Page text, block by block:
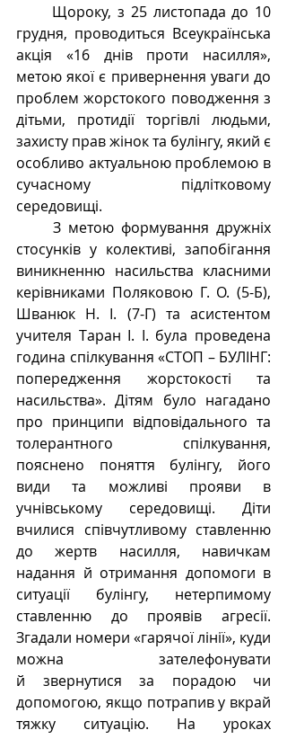
Щороку, з 25 листопада до 10
грудня, проводиться Всеукраїнська
акція «16 днів проти насилля»,
метою якої є привернення уваги до
проблем жорстокого поводження з
дітьми, протидії торгівлі людьми,
захисту прав жінок та булінгу, який є
особливо актуальною проблемою в
сучасному підлітковому
середовищі.
З метою формування дружніх
стосунків у колективі, запобігання
виникненню насильства класними
керівниками Поляковою Г. О. (5-Б),
Шванюк Н. І. (7-Г) та асистентом
учителя Таран І. І. була проведена
година спілкування «СТОП – БУЛІНГ:
попередження жорстокості та
насильства». Дітям було нагадано
про принципи відповідального та
толерантного спілкування,
пояснено поняття булінгу, його
види та можливі прояви в
учнівському середовищі. Діти
вчилися співчутливому ставленню
до жертв насилля, навичкам
надання й отримання допомоги в
ситуації булінгу, нетерпимому
ставленню до проявів агресії.
Згадали номери «гарячої лінії», куди
можна зателефонувати
й звернутися за порадою чи
допомогою, якщо потрапив у вкрай
тяжку ситуацію. На уроках